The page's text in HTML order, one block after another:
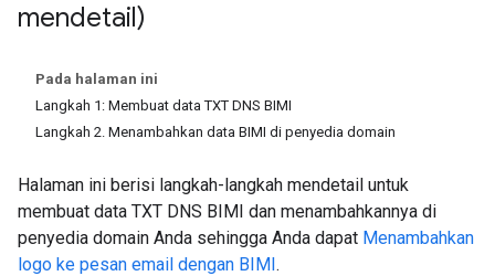
mendetail)
Pada halaman ini
Langkah 1: Membuat data TXT DNS BIMI
Langkah 2. Menambahkan data BIMI di penyedia domain
Halaman ini berisi langkah-langkah mendetail untuk
membuat data TXT DNS BIMI dan menambahkannya di
penyedia domain Anda sehingga Anda dapat Menambahkan
logo ke pesan email dengan BIMI.